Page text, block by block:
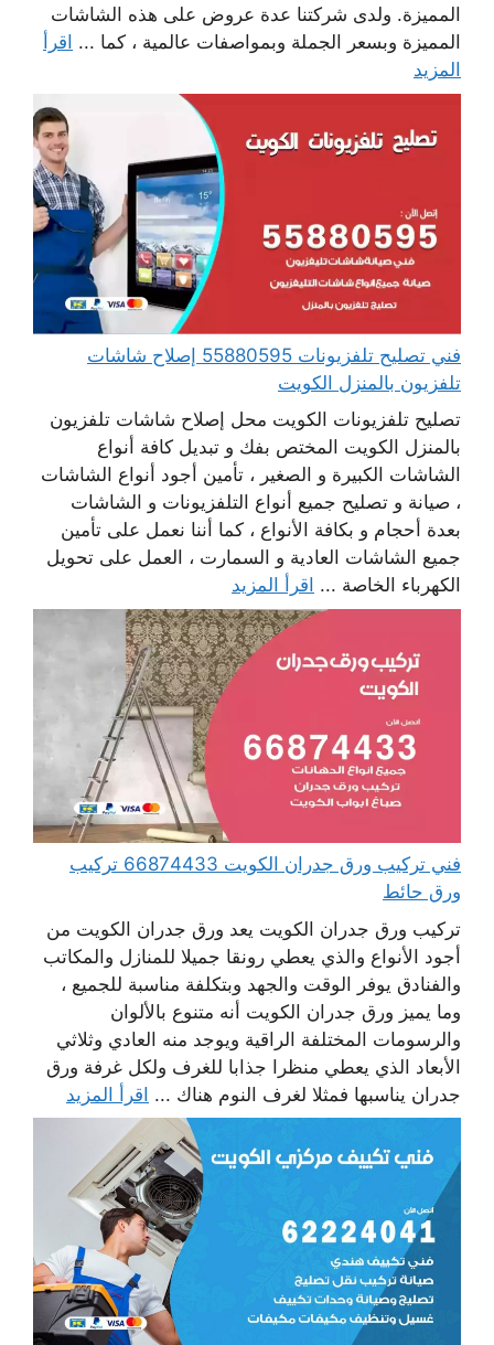
المميزة. ولدى شركتنا عدة عروض على هذه الشاشات
المميزة وبسعر الجملة وبمواصفات عالمية ، كما ... اقرأ
المزيد
فني تصليح تلفزيونات 55880595 إصلاح شاشات
تلفزيون بالمنزل الكويت
تصليح تلفزيونات الكويت محل إصلاح شاشات تلفزيون
بالمنزل الكويت المختص بفك و تبديل كافة أنواع
الشاشات الكبيرة و الصغير ، تأمين أجود أنواع الشاشات
، صيانة و تصليح جميع أنواع التلفزيونات و الشاشات
بعدة أحجام و بكافة الأنواع ، كما أننا نعمل على تأمين
جميع الشاشات العادية و السمارت ، العمل على تحويل
الكهرباء الخاصة ... اقرأ المزيد
فني تركيب ورق جدران الكويت 66874433 تركيب
ورق حائط
تركيب ورق جدران الكويت يعد ورق جدران الكويت من
أجود الأنواع والذي يعطي رونقا جميلا للمنازل والمكاتب
والفنادق يوفر الوقت والجهد وبتكلفة مناسبة للجميع ،
وما يميز ورق جدران الكويت أنه متنوع بالألوان
والرسومات المختلفة الراقية ويوجد منه العادي وثلاثي
الأبعاد الذي يعطي منظرا جذابا للغرف ولكل غرفة ورق
جدران يناسبها فمثلا لغرف النوم هناك ... اقرأ المزيد